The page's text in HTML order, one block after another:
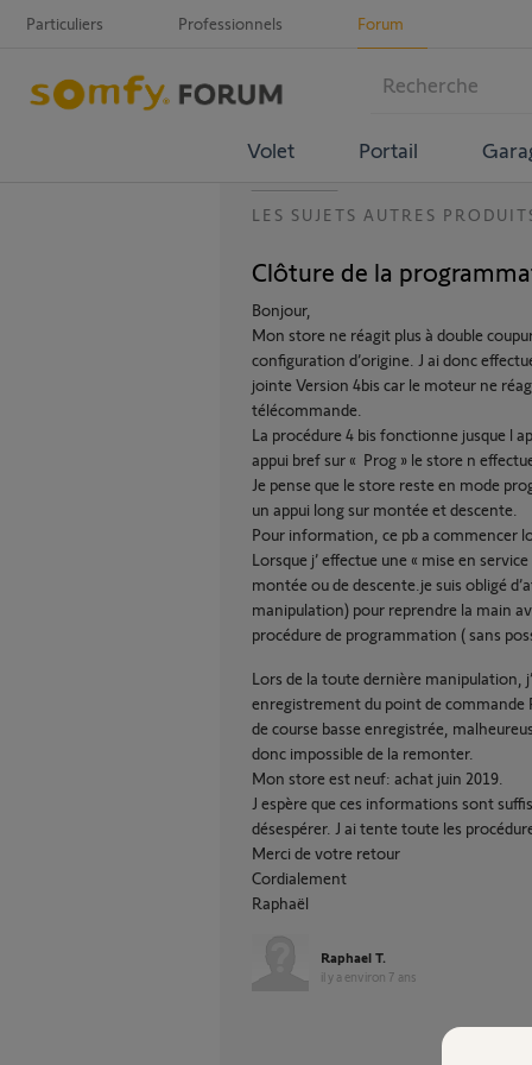
Particuliers Professionnels Forum
Volet Portail
LES SUJETS AUTRES
Clôture de la
Bonjour,
Mon store ne réagit plus à double
configuration d’origine. J ai donc
jointe Version 4bis car le moteur ne
télécommande.
La procédure 4 bis fonctionne jusque l
appui bref sur « Prog » le store n
Je pense que le store reste en mode
un appui long sur montée et descente.
Pour information, ce pb a commencer
Lorsque j’ effectue une « mise en
montée ou de descente.je suis obligé
manipulation) pour reprendre la main
procédure de programmation ( sans
Lors de la toute dernière manipulation,
enregistrement du point de commande
de course basse enregistrée,
donc impossible de la remonter.
Mon store est neuf: achat juin 2019.
J espère que ces informations sont
désespérer. J ai tente toute les
Merci de votre retour
Cordialement
Raphaël
Raphael T.
il y a environ 7 ans